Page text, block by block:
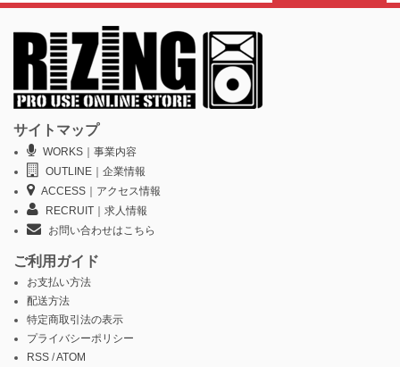
サイトマップ
WORKS｜事業内容
OUTLINE｜企業情報
ACCESS｜アクセス情報
RECRUIT｜求人情報
お問い合わせはこちら
ご利用ガイド
お支払い方法
配送方法
特定商取引法の表示
プライバシーポリシー
RSS /ATOM